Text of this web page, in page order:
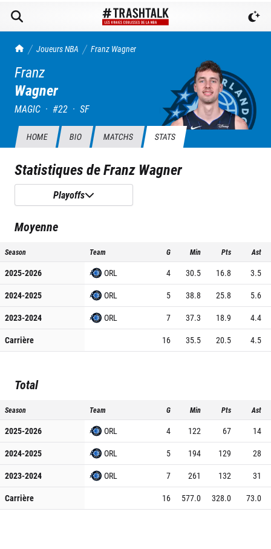
TrashTalk Actu NBA
Joueurs NBA Franz Wagner
Franz
Wagner
MAGIC · #22 · SF
HOME BIO MATCHS STATS
Statistiques deFranz Wagner
Playoffs
Moyenne
Season Team G Min Pts Ast
2025-2026 ORL 4 30.5 16.8
3.5
2024-2025
ORL 5 38.8 25.8
5.6
2023-2024
ORL 7 37.3 18.9
4.4
Carrière
16 35.5 20.5 4.5
Total
Season Team G Min Pts Ast
2025-2026 ORL 4 122 67
14
2024-2025
ORL 5 194 129
28
2023-2024
ORL 7 261 132
31
Carrière
16 577.0 328.0 73.0